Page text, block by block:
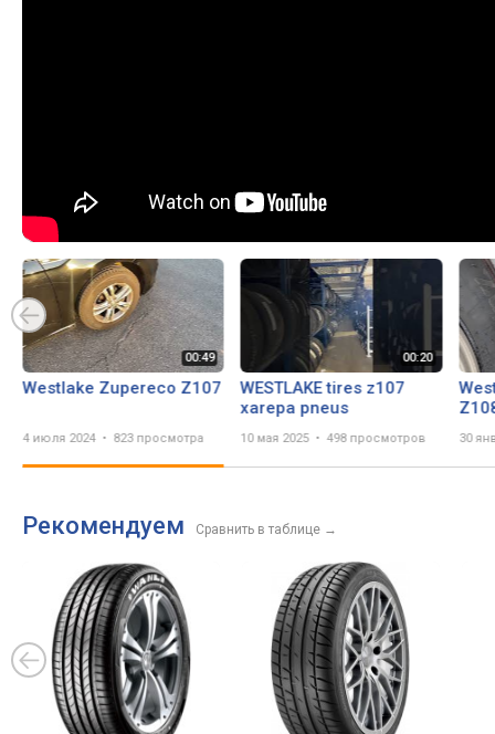
Westlake Zupereco Z107
4 июля 2024 823 просмотра
WESTLAKE tires z107
xarepa pneus
10 мая 2025 498 просмотров
Axia
30
Рекомендуем Сравнить в таблице →